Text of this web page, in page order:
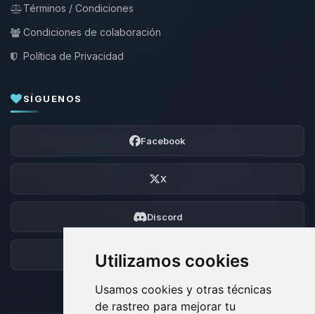
Utilizamos cookies
Usamos cookies y otras técnicas
de rastreo para mejorar tu
Términos / Condiciones
Condiciones de colaboración
Política de Privacidad
SÍGUENOS
Facebook
X
Discord
Foro